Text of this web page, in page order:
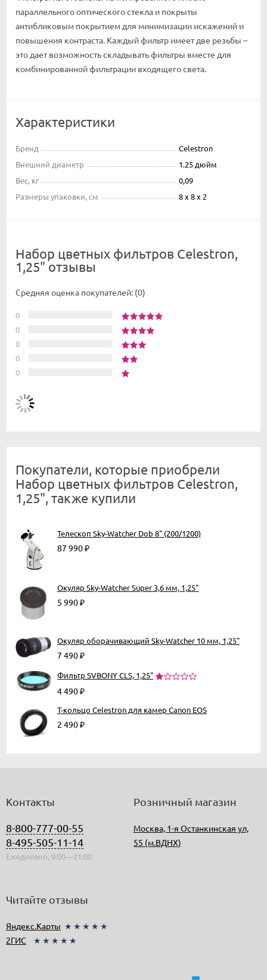
параллельного оптического стекла и покрыты
антибликовым покрытием для минимизации искажений и
повышения контраста. Каждый фильтр имеет две резьбы –
это дает возможность складывать фильтры вместе для
комбинированной фильтрации входящего света.
Характеристики
Бренд
Celestron
Внешний диаметр
1.25 дюйм
Вес, кг
0,09
Размеры упаковки, см
8 x 8 x 2
Набор цветных фильтров Celestron,
1,25" отзывы
Средняя оценка покупателей: (0)
0
0
0
0
0
Покупатели, которые приобрели
Набор цветных фильтров Celestron,
1,25", также купили
Телескоп Sky-Watcher Dob 8" (200/1200)
87 990₽
Окуляр Sky-Watcher Super 3,6 мм, 1,25"
5 990₽
Окуляр оборачивающий Sky-Watcher 10 мм, 1,25"
7 490₽
Фильтр SVBONY CLS, 1,25"
4 490₽
Т-кольцо Celestron для камер Canon EOS
2 490₽
Контакты
8-800-777-00-55
8-495-505-11-14
Ежедневно, 9:00—21:00
Розничный магазин
Москва, 1-я Останкинская ул,
55 (м.ВДНХ)
Читайте отзывы
Яндекс.Карты ★★★★★
2ГИС
★★★★★